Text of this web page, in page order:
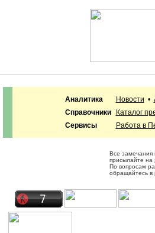
Аналитика Новости •
Справочники
Каталог
Сервисы
Работа в
Все замечания
присылайте на
По вопросам
обращайтесь в